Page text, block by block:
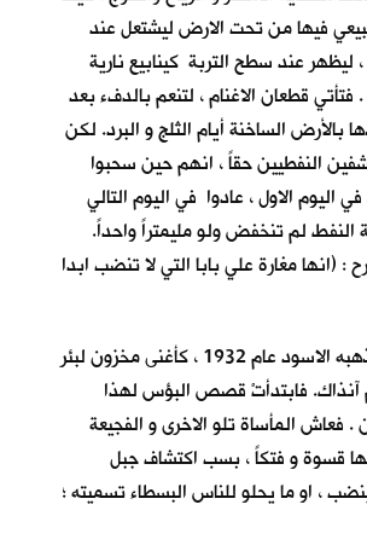
فيها من تحت الارض ليشتعل عند
ليظهر عند سطح التربة كينابيع نارية
قطعان الاغنام ، لتنعم بالدفء بعد
بالأرض الساخنة أيام الثلج و البرد. لكن
النفطيين حقاً ، انهم حين سحبوا
اليوم الاول ، عادوا في اليوم التالي
النفط لم تنخفض ولو مليمتراً واحداً.
: (انها مغارة علي بابا التي لا تنضب ابدا
ابتدأ البئر ينتج ذهبه الاسود عام 1932 ، كأغنى مخزون لبئر
آنذاك. فابتدأتْ قصص البؤس لهذا
فعاش المأساة تلو الاخرى و الفجيعة
قسوة و فتكاً ، بسب اكتشاف جبل
، او ما يحلو للناس البسطاء تسميته ؛